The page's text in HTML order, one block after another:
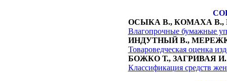
ОСЫКА В., КОМАХА В.,
Влагопрочные бумажные
ИНДУТНЫЙ В.,
Товароведческая оценка
БОЖКО Т., ЗАГРИВАЯ И.
Классификация средств